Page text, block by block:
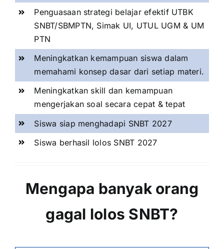
Penguasaan strategi belajar efektif UTBK
SNBT/SBMPTN, Simak UI, UTUL UGM & UM
PTN
Meningkatkan kemampuan siswa dalam
memahami konsep dasar dari setiap materi.
Meningkatkan skill dan kemampuan
mengerjakan soal secara cepat & tepat
Siswa siap menghadapi SNBT 2027
Siswa berhasil lolos SNBT 2027
Mengapa banyak orang
gagal lolos SNBT?